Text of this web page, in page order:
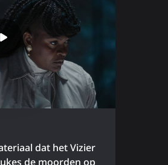
dat het Vizier
de moorden op